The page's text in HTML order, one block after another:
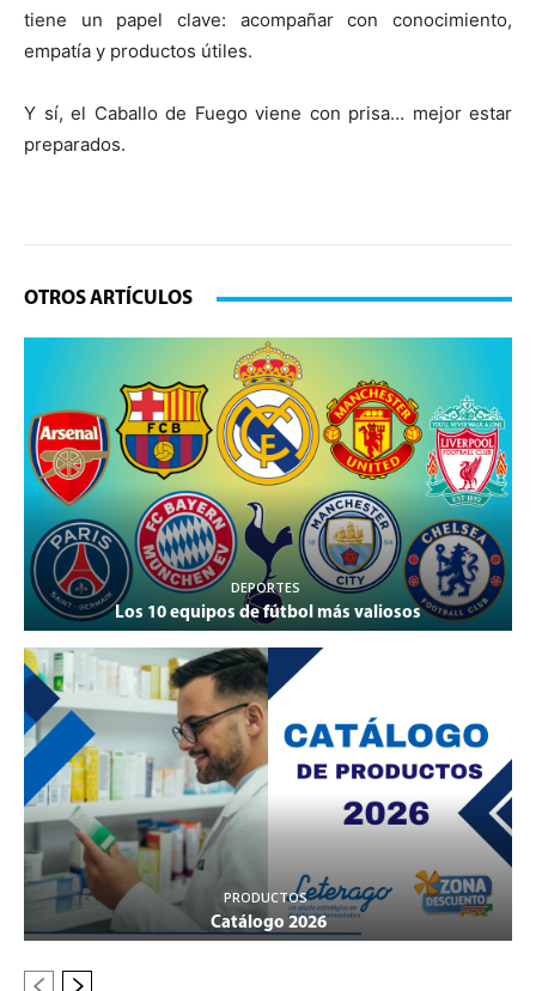
tiene un papel clave: acompañar con conocimiento,
empatía y productos útiles.
Y sí, el Caballo de Fuego viene con prisa… mejor estar
preparados.
OTROS ARTÍCULOS
DEPORTES
Los 10 equipos de fútbol más valiosos
PRODUCTOS
Catálogo 2026